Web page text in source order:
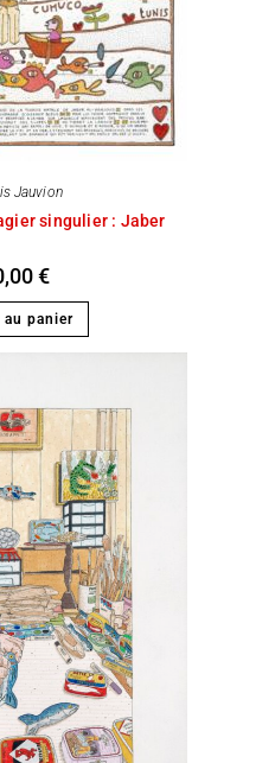
Jauvion
singulier : Jaber
€
panier